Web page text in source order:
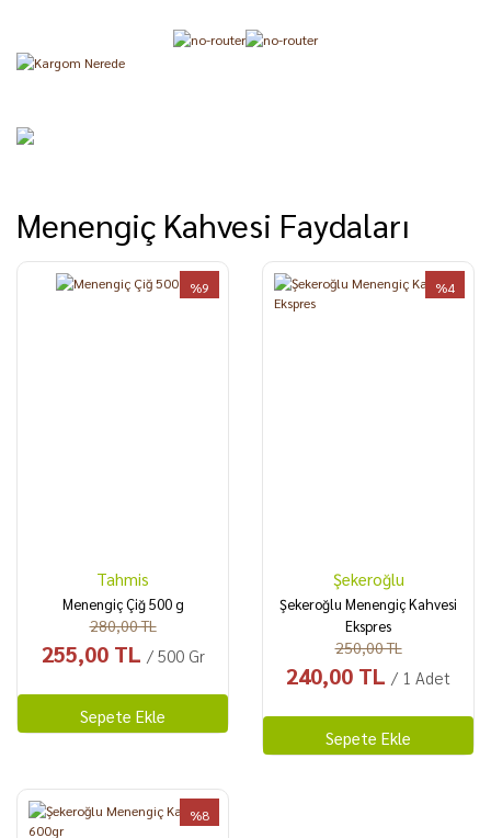
Menengiç Kahvesi Faydaları
%9
Tahmis
Menengiç Çiğ 500 g
280,00 TL
255,00 TL / 500 Gr
Sepete Ekle
%4
Şekeroğlu
Şekeroğlu Menengiç Kahvesi
Ekspres
250,00 TL
240,00 TL / 1 Adet
Sepete Ekle
%8